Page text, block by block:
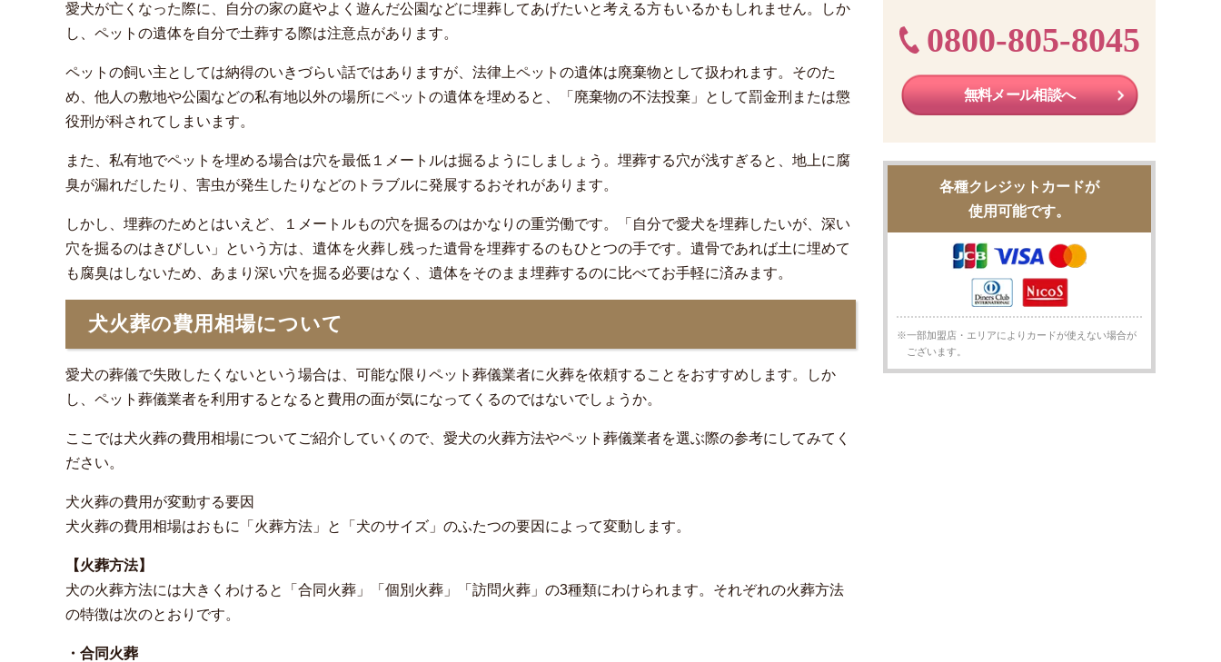
愛犬が亡くなった際に、自分の家の庭やよく遊んだ公園などに埋葬してあげたいと考える方もいるかもしれません。しか
し、ペットの遺体を自分で土葬する際は注意点があります。
ペットの飼い主としては納得のいきづらい話ではありますが、法律上ペットの遺体は廃棄物として扱われます。そのた
め、他人の敷地や公園などの私有地以外の場所にペットの遺体を埋めると、「廃棄物の不法投棄」として罰金刑または懲
役刑が科されてしまいます。
また、私有地でペットを埋める場合は穴を最低１メートルは掘るようにしましょう。埋葬する穴が浅すぎると、地上に腐
臭が漏れだしたり、害虫が発生したりなどのトラブルに発展するおそれがあります。
しかし、埋葬のためとはいえど、１メートルもの穴を掘るのはかなりの重労働です。「自分で愛犬を埋葬したいが、深い
穴を掘るのはきびしい」という方は、遺体を火葬し残った遺骨を埋葬するのもひとつの手です。遺骨であれば土に埋めて
も腐臭はしないため、あまり深い穴を掘る必要はなく、遺体をそのまま埋葬するのに比べてお手軽に済みます。
犬火葬の費用相場について
愛犬の葬儀で失敗したくないという場合は、可能な限りペット葬儀業者に火葬を依頼することをおすすめします。しか
し、ペット葬儀業者を利用するとなると費用の面が気になってくるのではないでしょうか。
ここでは犬火葬の費用相場についてご紹介していくので、愛犬の火葬方法やペット葬儀業者を選ぶ際の参考にしてみてく
ださい。
犬火葬の費用が変動する要因
犬火葬の費用相場はおもに「火葬方法」と「犬のサイズ」のふたつの要因によって変動します。
【火葬方法】
犬の火葬方法には大きくわけると「合同火葬」「個別火葬」「訪問火葬」の3種類にわけられます。それぞれの火葬方法
の特徴は次のとおりです。
・合同火葬
0800-805-8045
無料メール相談へ
各種クレジットカードが
使用可能です。
※一部加盟店・エリアによりカードが使えない場合が
ございます。